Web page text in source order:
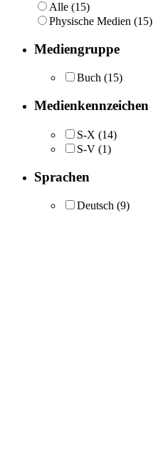
Alle (15)
Physische Medien (15)
Mediengruppe
Buch (15)
Medienkennzeichen
S-X (14)
S-V (1)
Sprachen
Deutsch (9)